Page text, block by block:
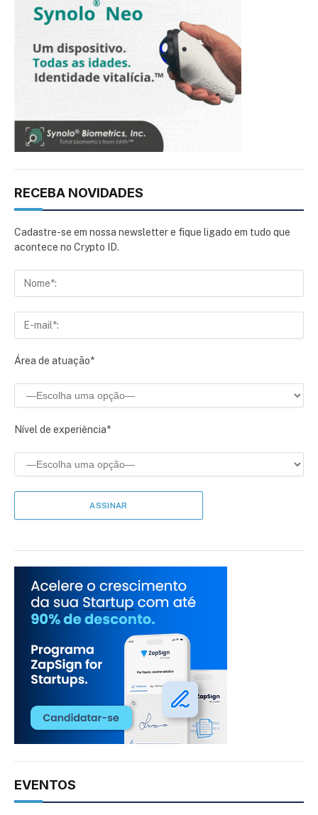
RECEBA NOVIDADES
Cadastre-se em nossa newsletter e fique ligado em tudo que
acontece no Crypto ID.
Área de atuação*
Nível de experiência*
EVENTOS